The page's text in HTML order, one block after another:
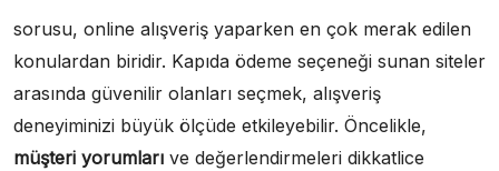
sorusu, online alışveriş yaparken en çok merak edilen
konulardan biridir. Kapıda ödeme seçeneği sunan siteler
arasında güvenilir olanları seçmek, alışveriş
deneyiminizi büyük ölçüde etkileyebilir. Öncelikle,
müşteri yorumları ve değerlendirmeleri dikkatlice